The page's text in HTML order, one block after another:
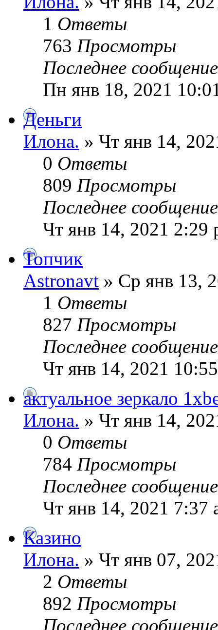
1 Ответы
763 Просмотры
Последнее
Пн янв 18, 2021
Деньги
Илoна. » Чт янв 14,
0 Ответы
809 Просмотры
Последнее
Чт янв 14, 2021 2:29
Топчик
Astronavt » Ср янв 13,
1 Ответы
827 Просмотры
Последнее
Чт янв 14, 2021
актуальное зеркало
Илoна. » Чт янв 14,
0 Ответы
784 Просмотры
Последнее
Чт янв 14, 2021 7:37
Казино
Илoна. » Чт янв 07,
2 Ответы
892 Просмотры
Последнее